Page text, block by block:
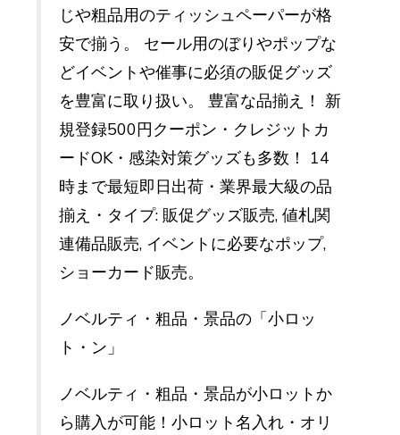
じや粗品用のティッシュペーパーが格
安で揃う。 セール用のぼりやポップな
どイベントや催事に必須の販促グッズ
を豊富に取り扱い。 豊富な品揃え！ 新
規登録500円クーポン・クレジットカ
ードOK・感染対策グッズも多数！ 14
時まで最短即日出荷・業界最大級の品
揃え・タイプ: 販促グッズ販売, 値札関
連備品販売, イベントに必要なポップ,
ショーカード販売。
ノベルティ・粗品・景品の「小ロッ
ト・ン」
ノベルティ・粗品・景品が小ロットか
ら購入が可能！小ロット名入れ・オリ